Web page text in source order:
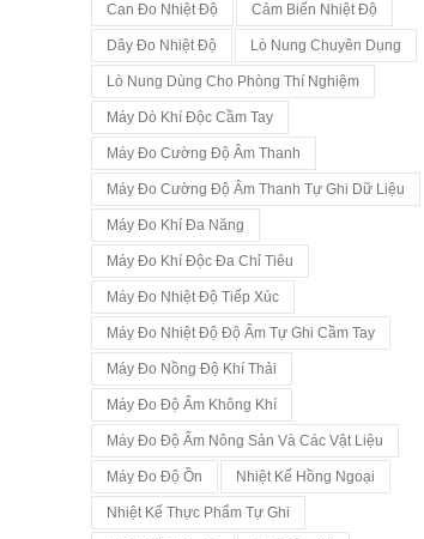
Can Đo Nhiệt Độ Cảm Biến Nhiệt Độ
Dây Đo Nhiệt Độ Lò Nung Chuyên Dụng
Lò Nung Dùng Cho Phòng Thí Nghiệm
Máy Dò Khí Độc Cầm Tay
Máy Đo Cường Độ Âm Thanh
Máy Đo Cường Độ Âm Thanh Tự Ghi Dữ Liệu
Máy Đo Khí Đa Năng
Máy Đo Khí Độc Đa Chỉ Tiêu
Máy Đo Nhiệt Độ Tiếp Xúc
Máy Đo Nhiệt Độ Độ Ẩm Tự Ghi Cầm Tay
Máy Đo Nồng Độ Khí Thải
Máy Đo Độ Ẩm Không Khí
Máy Đo Độ Ẩm Nông Sản Và Các Vật Liệu
Máy Đo Độ Ồn Nhiệt Kế Hồng Ngoại
Nhiệt Kế Thực Phẩm Tự Ghi